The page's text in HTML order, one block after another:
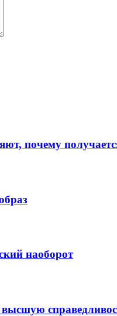
почему
наоборот
высшую